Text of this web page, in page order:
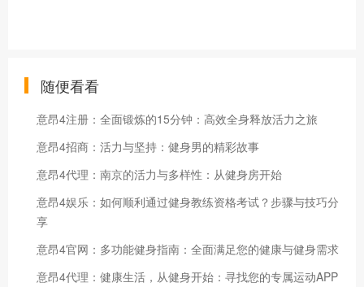
随便看看
意昂4注册：全面锻炼的15分钟：高效全身释放活力之旅
意昂4招商：活力与坚持：健身男的精彩故事
意昂4代理：南京的活力与多样性：从健身房开始
意昂4娱乐：如何顺利通过健身教练资格考试？步骤与技巧分
享
意昂4官网：多功能健身指南：全面满足您的健康与健身需求
意昂4代理：健康生活，从健身开始：寻找您的专属运动APP